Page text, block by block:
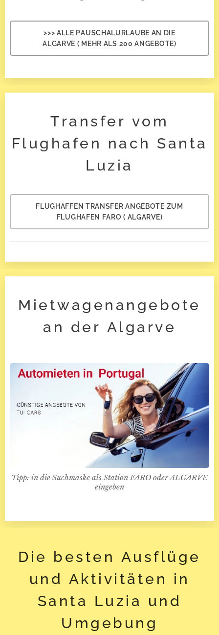
>>> ALLE PAUSCHALURLAUBE AN DIE
ALGARVE ( MEHR ALS 200 ANGEBOTE)
Transfer vom
Flughafen nach Santa
Luzia
FLUGHAFFEN TRANSFER ANGEBOTE ZUM
FLUGHAFEN FARO ( ALGARVE)
Mietwagenangebote
an der Algarve
Tipp: in die Suchmaske als Station FARO oder ALGARVE
eingeben
Die besten Ausflüge
und Aktivitäten in
Santa Luzia und
Umgebung